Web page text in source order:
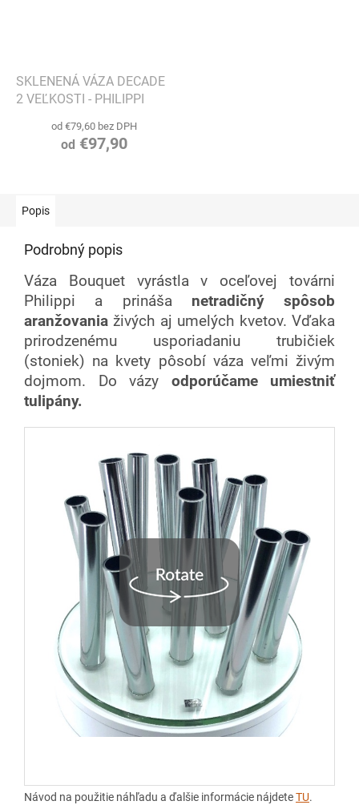
SKLENENÁ VÁZA DECADE
2 VEĽKOSTI - PHILIPPI
od €79,60 bez DPH
od €97,90
Popis
Podrobný popis
Váza Bouquet vyrástla v oceľovej továrni
Philippi a prináša netradičný spôsob
aranžovania živých aj umelých kvetov. Vďaka
prirodzenému usporiadaniu trubičiek
(stoniek) na kvety pôsobí váza veľmi živým
dojmom. Do vázy odporúčame umiestniť
tulipány.
Návod na použitie náhľadu a ďalšie informácie nájdeteTU.